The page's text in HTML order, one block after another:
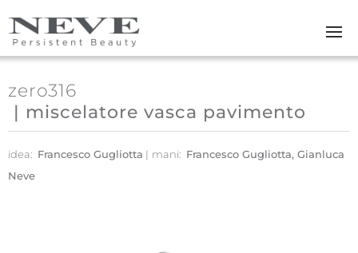
Skip to main content
zero316
| miscelatore vasca pavimento
idea: Francesco Gugliotta mani: Francesco Gugliotta, Gianluca
Neve